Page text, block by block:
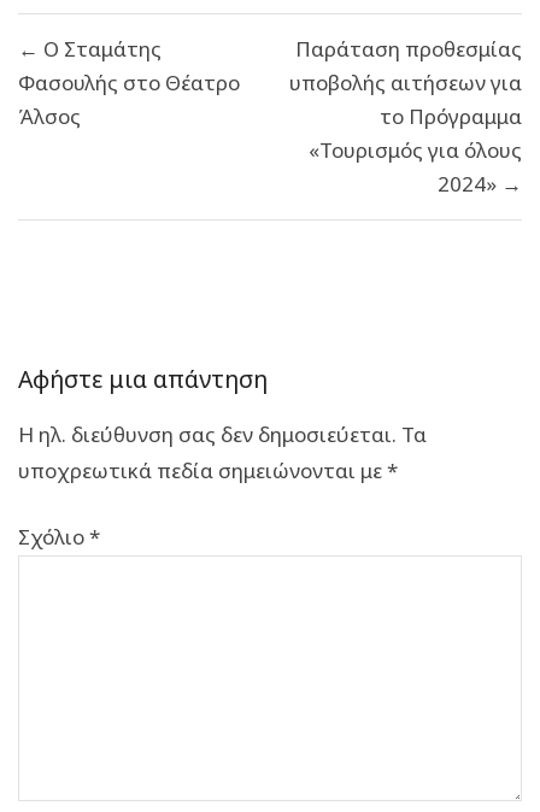
άρθρων
← Ο Σταμάτης
Φασουλής στο Θέατρο
Άλσος
Παράταση προθεσμίας
υποβολής αιτήσεων για
το Πρόγραμμα
«Τουρισμός για όλους
2024» →
Αφήστε μια απάντηση
Η ηλ. διεύθυνση σας δεν δημοσιεύεται. Τα
υποχρεωτικά πεδία σημειώνονται με*
Σχόλιο*